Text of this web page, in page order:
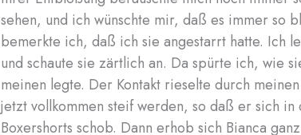
sehen, und ich wünschte mir, daß es immer so
bemerkte ich, daß ich sie angestarrt hatte. Ich
und schaute sie zärtlich an. Da spürte ich, wie
meinen legte. Der Kontakt rieselte durch
jetzt vollkommen steif werden, so daß er sich
Boxershorts schob. Dann erhob sich Bianca